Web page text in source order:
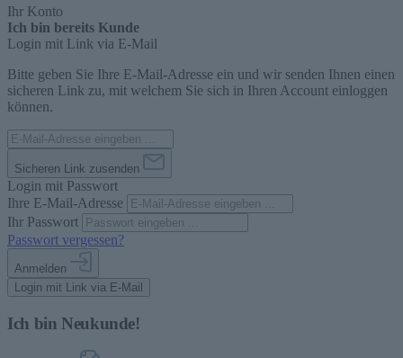
Ihr Konto
Ich bin bereits Kunde
Login mit Link via E-Mail
Bitte geben Sie Ihre E-Mail-Adresse ein und wir senden Ihnen einen
sicheren Link zu, mit welchem Sie sich in Ihren Account einloggen
können.
Sicheren Link zusenden
Login mit Passwort
Ihre E-Mail-Adresse
Ihr Passwort
Passwort vergessen?
Anmelden
Login mit Link via E-Mail
Ich bin Neukunde!